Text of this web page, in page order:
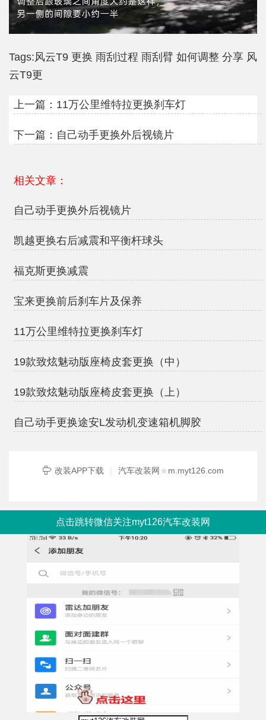
Tags:风云T9 更换 雨刮过程 雨刮臂 如何调整 分享 风
云T9更
上一篇： 11万公里维特拉更换刹车灯
下一篇： 自己动手更换外后视镜片
相关文章：
自己动手更换外后视镜片
凯越更换右后减震和平衡杆球头
福克斯更换减震
宝来更换前后刹车片及保养
11万公里维特拉更换刹车灯
19款致炫魅动版座椅皮套更换（中）
19款致炫魅动版座椅皮套更换（上）
自己动手更换途安L发动机变速箱机脚胶
改装APP下载 | 汽车改装网 ★m.myt126.com
点击跳转微信关注myt126汽车改装网